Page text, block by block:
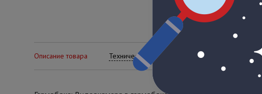
Описание товара Технические характеристики